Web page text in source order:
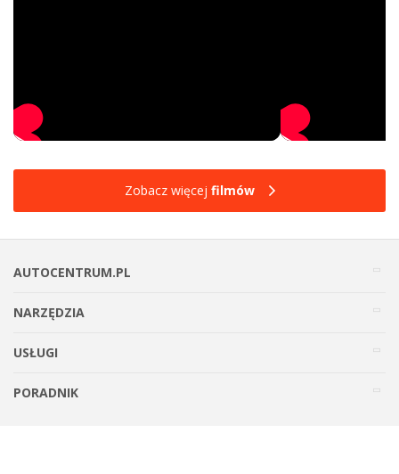
Zobacz więcej filmów
AUTOCENTRUM.PL
NARZĘDZIA
USŁUGI
PORADNIK